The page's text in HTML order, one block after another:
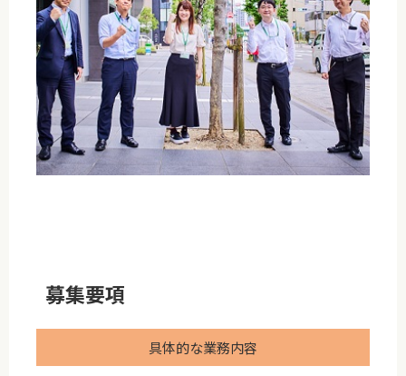
募集要項
具体的な業務内容